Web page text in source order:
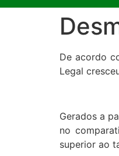
De acordo
Legal
Gerados a
no
superior ao